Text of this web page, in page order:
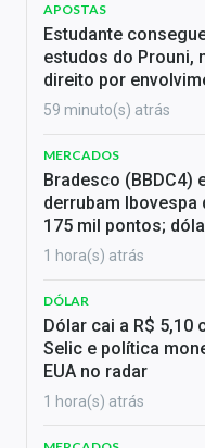
APOSTAS
Estudante
estudos do Prouni,
direito por
59 minuto(s) atrás
MERCADOS
Bradesco (BBDC4)
derrubam Ibovespa
175 mil pontos;
1 hora(s) atrás
DÓLAR
Dólar cai a R$ 5,10
Selic e política
EUA no radar
1 hora(s) atrás